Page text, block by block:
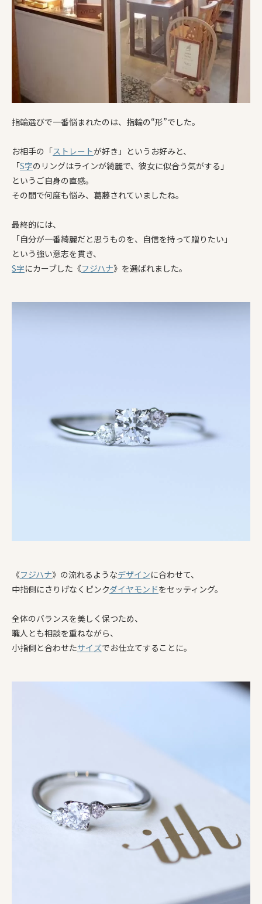
指輪選びで一番悩まれたのは、指輪の“形”でした。
お相手の「ストレートが好き」というお好みと、
「S字のリングはラインが綺麗で、彼女に似合う気がする」
というご自身の直感。
その間で何度も悩み、葛藤されていましたね。
最終的には、
「自分が一番綺麗だと思うものを、自信を持って贈りたい」
という強い意志を貫き、
S字にカーブした《フジハナ》を選ばれました。
《フジハナ》の流れるようなデザインに合わせて、
中指側にさりげなくピンクダイヤモンドをセッティング。
全体のバランスを美しく保つため、
職人とも相談を重ねながら、
小指側と合わせたサイズでお仕立てすることに。